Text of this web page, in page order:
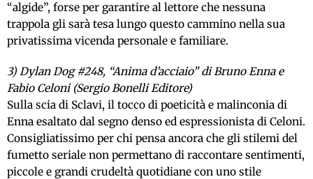
“algide”, forse per garantire al lettore che nessuna
trappola gli sarà tesa lungo questo cammino nella sua
privatissima vicenda personale e familiare.
3) Dylan Dog #248, “Anima d’acciaio” di Bruno Enna e
Fabio Celoni (Sergio Bonelli Editore)
Sulla scia di Sclavi, il tocco di poeticità e malinconia di
Enna esaltato dal segno denso ed espressionista di Celoni.
Consigliatissimo per chi pensa ancora che gli stilemi del
fumetto seriale non permettano di raccontare sentimenti,
piccole e grandi crudeltà quotidiane con uno stile